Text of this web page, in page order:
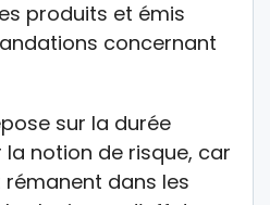
produits et émis
concernant
sur la durée
la notion de risque, car
dans les